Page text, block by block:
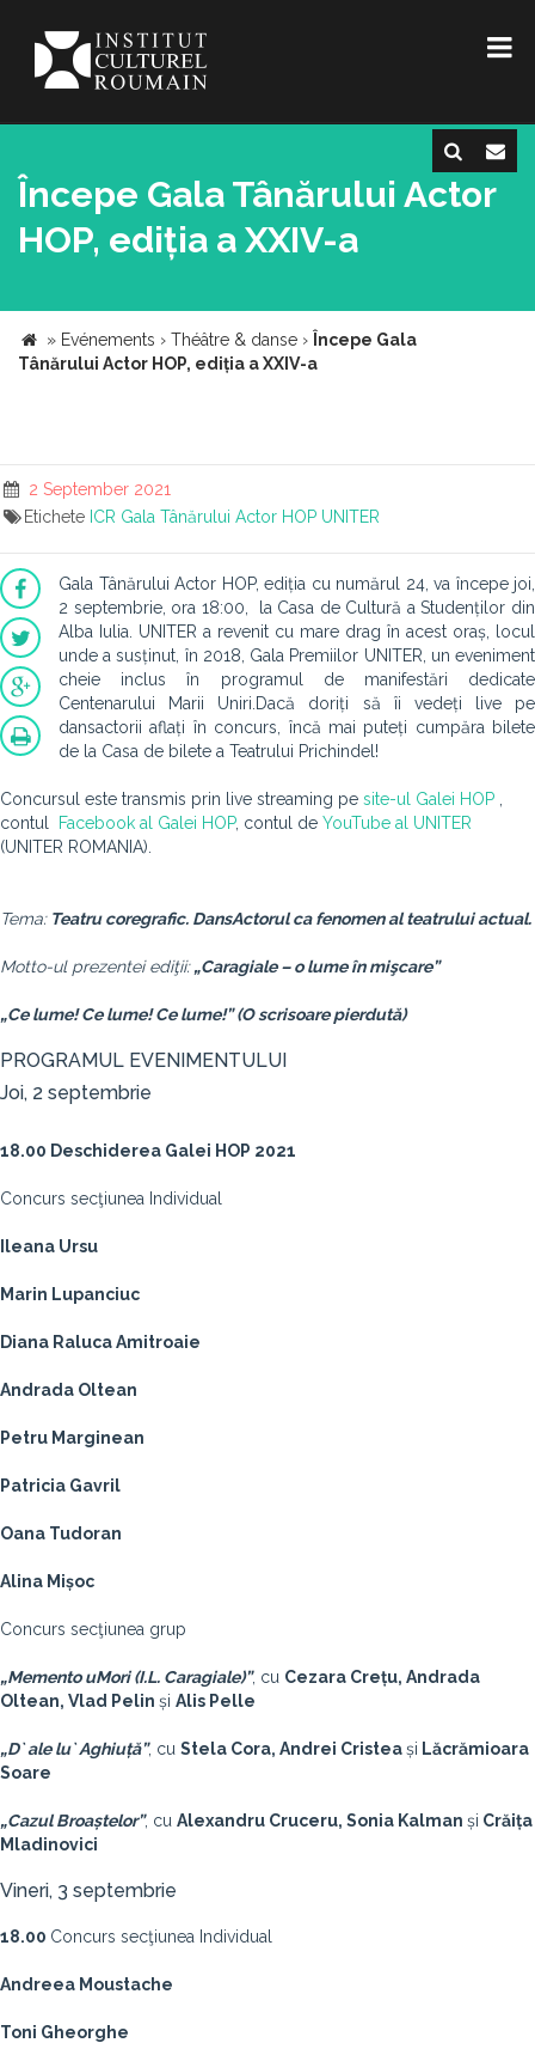
Începe Gala Tânărului Actor
HOP, ediția a XXIV-a
» Evénements › Théâtre & danse › Începe Gala
Tânărului Actor HOP, ediția a XXIV-a
2 September 2021
Etichete ICR Gala Tânărului Actor HOP UNITER
Gala Tânărului Actor HOP, ediția cu numărul 24, va începe joi,
2 septembrie, ora 18:00, la Casa de Cultură a Studenților din
Alba Iulia. UNITER a revenit cu mare drag în acest oraș, locul
unde a susținut, în 2018, Gala Premiilor UNITER, un eveniment
cheie inclus în programul de manifestări dedicate
Centenarului Marii Uniri.Dacă doriți să îi vedeți live pe
dansactorii aflați în concurs, încă mai puteți cumpăra bilete
de la Casa de bilete a Teatrului Prichindel!
Concursul este transmis prin live streaming pe site-ul Galei HOP
contul
Facebook al Galei HOP, contul de YouTube al UNITER
(UNITER ROMANIA).
Tema:Teatru coregrafic. DansActorul ca fenomen al teatrului actual.
Motto-ul prezentei ediţii:„Caragiale – o lume în mişcare”
„Ce lume! Ce lume! Ce lume!” (O scrisoare pierdută)
PROGRAMUL EVENIMENTULUI
Joi, 2 septembrie
18.00 Deschiderea Galei HOP 2021
Concurs secţiunea Individual
Ileana Ursu
Marin Lupanciuc
Diana Raluca Amitroaie
Andrada Oltean
Petru Marginean
Patricia Gavril
Oana Tudoran
Alina Mișoc
Concurs secţiunea grup
„Memento uMori (I.L. Caragiale)”, cu Cezara Crețu, Andrada
Oltean, Vlad Pelin și Alis Pelle
„D` ale lu` Aghiuță”, cu Stela Cora, Andrei Cristeași Lăcrămioara
Soare
„Cazul Broaștelor”, cu Alexandru Cruceru, Sonia Kalman și Crăița
Mladinovici
Vineri, 3 septembrie
18.00 Concurs secţiunea Individual
Andreea Moustache
Toni Gheorghe